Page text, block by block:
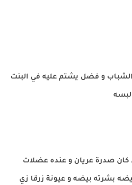
الشباب و فضل يشتم عليه في البنت
لبسه
كان صدرة عريان و عنده عضلات
بشرته بيضه و عيونة زرقا زي